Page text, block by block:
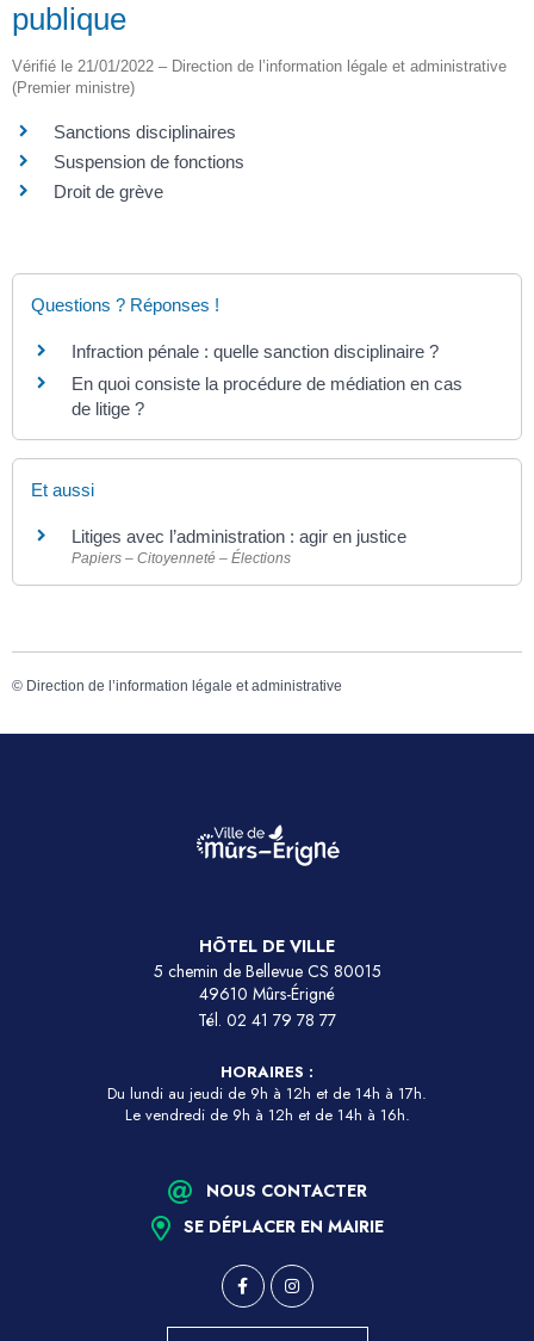
publique
Vérifié le 21/01/2022 – Direction de l’information légale et administrative
(Premier ministre)
Sanctions disciplinaires
Suspension de fonctions
Droit de grève
Questions ? Réponses !
Infraction pénale : quelle sanction disciplinaire ?
En quoi consiste la procédure de médiation en cas
de litige ?
Et aussi
Litiges avec l’administration : agir en justice
Papiers – Citoyenneté – Élections
© Direction de l’information légale et administrative
HÔTEL DE VILLE
5 chemin de Bellevue CS 80015
49610 Mûrs-Érigné
Tél. 02 41 79 78 77
HORAIRES :
Du lundi au jeudi de 9h à 12h et de 14h à 17h.
Le vendredi de 9h à 12h et de 14h à 16h.
NOUS CONTACTER
SE DÉPLACER EN MAIRIE